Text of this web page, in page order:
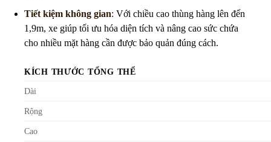
Tiết kiệm không gian: Với chiều cao thùng hàng lên đến
1,9m, xe giúp tối ưu hóa diện tích và nâng cao sức chứa
cho nhiều mặt hàng cần được bảo quản đúng cách.
KÍCH THƯỚC TỔNG THỂ
Dài
Rộng
Cao